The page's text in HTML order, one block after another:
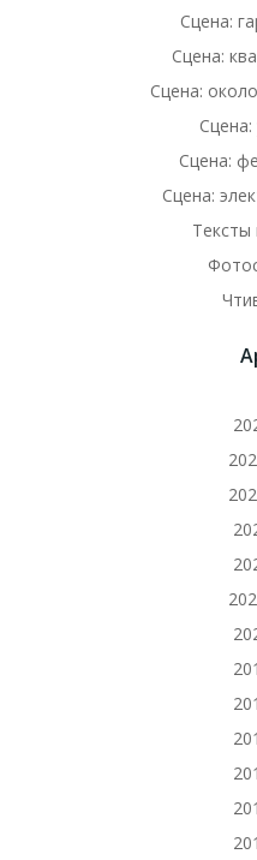
Сцена:
Сцена:
Сцена:
Сцена:
Сцена:
Сцена:
Тексты